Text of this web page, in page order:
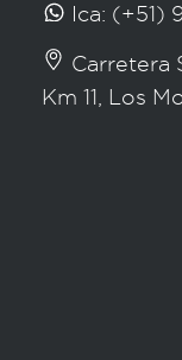
Ica: (+51)
Carretera
Km 11, Los